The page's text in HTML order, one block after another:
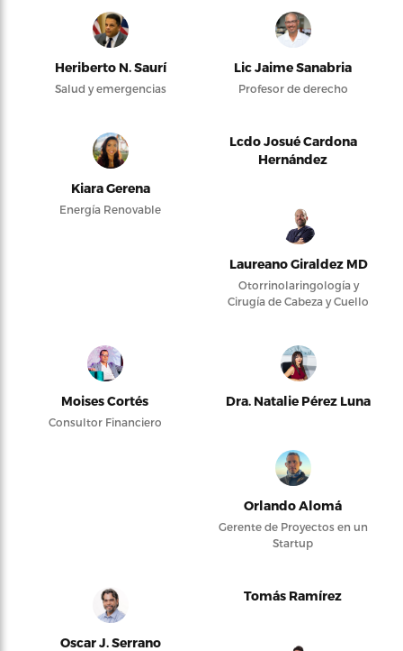
Heriberto N. Saurí
Salud y emergencias
Lic Jaime Sanabria
Profesor de derecho
Kiara Gerena
Energía Renovable
Lcdo Josué Cardona
Hernández
Laureano Giraldez MD
Otorrinolaringología y
Cirugía de Cabeza y Cuello
Moises Cortés
Consultor Financiero
Dra. Natalie Pérez Luna
Orlando Alomá
Gerente de Proyectos en un
Startup
Oscar J. Serrano
Tomás Ramírez